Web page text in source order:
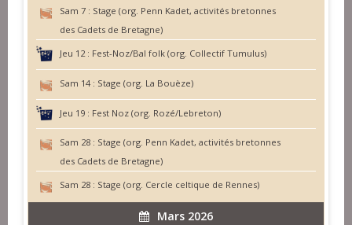
Sam 7 : Stage (org. Penn Kadet, activités bretonnes
des Cadets de Bretagne)
Jeu 12 : Fest-Noz/Bal folk (org. Collectif Tumulus)
Sam 14 : Stage (org. La Bouèze)
Jeu 19 : Fest Noz (org. Rozé/Lebreton)
Sam 28 : Stage (org. Penn Kadet, activités bretonnes
des Cadets de Bretagne)
Sam 28 : Stage (org. Cercle celtique de Rennes)
Mars 2026